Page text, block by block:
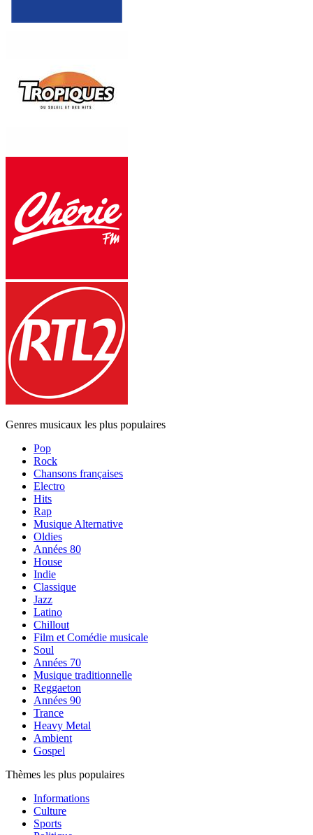
Genres musicaux les plus populaires
Pop
Rock
Chansons françaises
Electro
Hits
Rap
Musique Alternative
Oldies
Années 80
House
Indie
Classique
Jazz
Latino
Chillout
Film et Comédie musicale
Soul
Années 70
Musique traditionnelle
Reggaeton
Années 90
Trance
Heavy Metal
Ambient
Gospel
Thèmes les plus populaires
Informations
Culture
Sports